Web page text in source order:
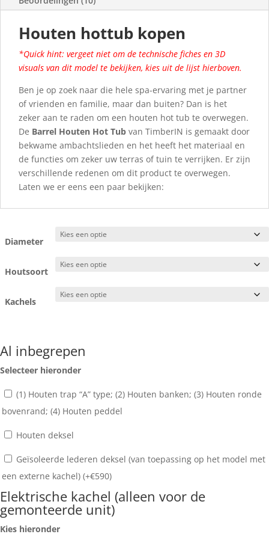
Houten hottub kopen
*Quick hint: vergeet niet om de technische fiches en 3D
visuals van dit model te bekijken, kies uit de lijst hierboven.
Ben je op zoek naar die hele spa-ervaring met je partner
of vrienden en familie, maar dan buiten? Dan is het
zeker aan te raden om een houten hot tub te overwegen.
De Barrel Houten Hot Tub van TimberIN is gemaakt door
bekwame ambachtslieden en het heeft het materiaal en
de functies om zeker uw terras of tuin te verrijken. Er zijn
verschillende redenen om dit product te overwegen.
Laten we er eens een paar bekijken:
Diameter
Houtsoort
Kachels
Al inbegrepen
Selecteer hieronder
(1) Houten trap “A” type; (2) Houten banken; (3) Houten ronde
bovenrand; (4) Houten peddel
Houten deksel
Geïsoleerde lederen deksel (van toepassing op het model met
een externe kachel) (+€590)
Elektrische kachel (alleen voor de
gemonteerde unit)
Kies hieronder